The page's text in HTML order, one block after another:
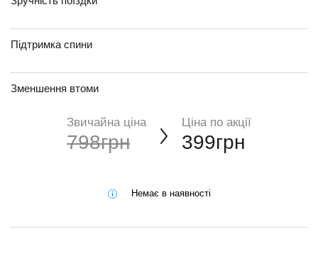
Підтримка спини
Зменшення втоми
Звичайна ціна
798грн
Ціна по акції
399грн
Немає в наявності